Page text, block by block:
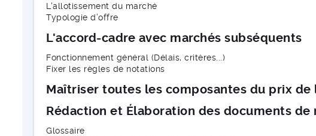
L'allotissement du marché
Typologie d’offre
L'accord-cadre avec marchés subséquents
Fonctionnement général (Délais, critères...)
Fixer les règles de notations
Maîtriser toutes les composantes du prix de
Rédaction et Élaboration des documents de
Glossaire